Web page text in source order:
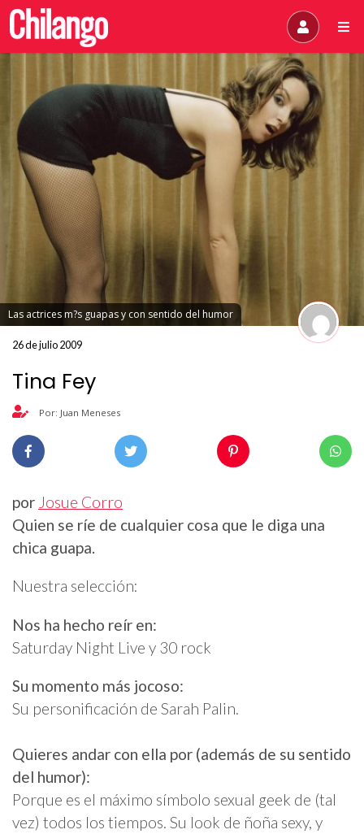
Las actrices m?s guapas y con sentido del humor
26 de julio 2009
Tina Fey
Por: Juan Meneses
por Josue Corro
Quien se ríe de cualquier cosa que le diga una
chica guapa.
Nuestra selección:
Nos ha hecho reír en:
Saturday Night Live y 30 rock
Su momento más jocoso:
Su personificación de Sarah Palin.
Quieres andar con ella por (además de su sentido
del humor):
Porque es el máximo símbolo sexual geek de (tal
vez) todos los tiempos. Su look de ñoña sexy, y